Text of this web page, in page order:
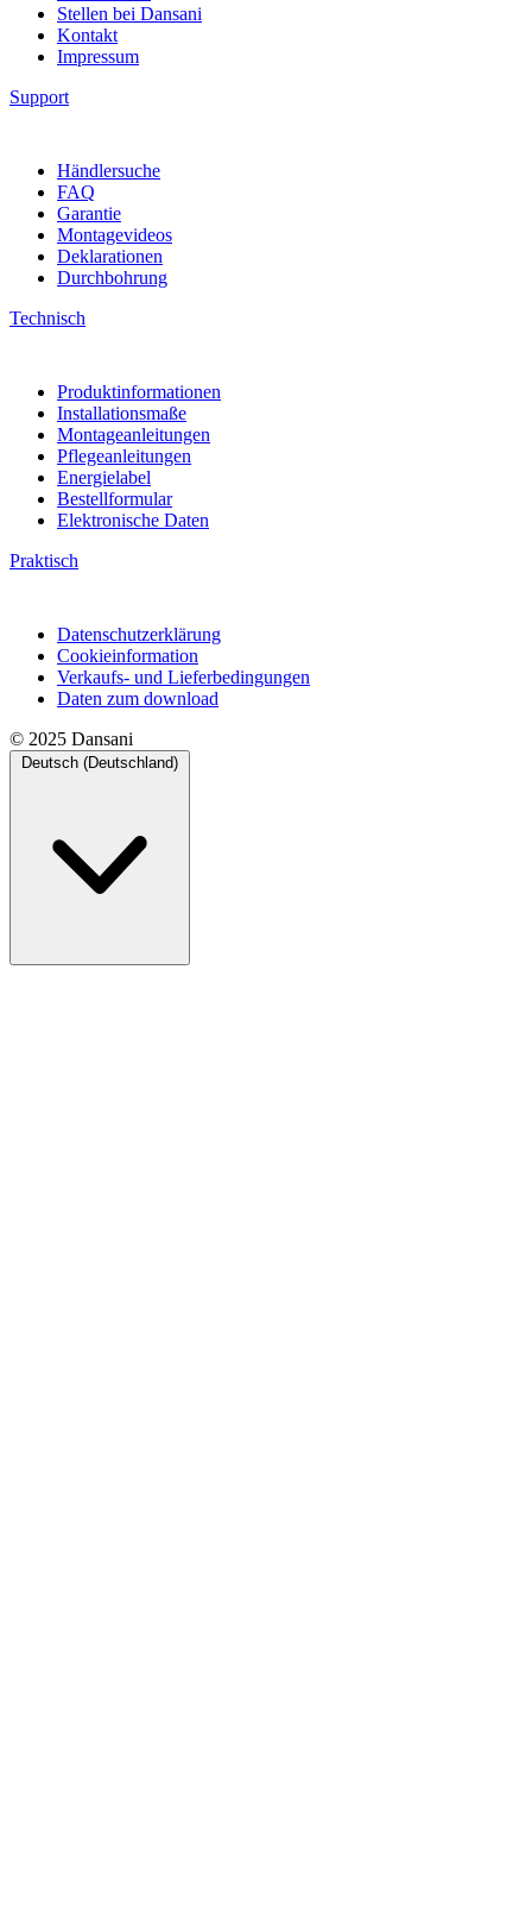
Stellen bei Dansani
Kontakt
Impressum
Support
Händlersuche
FAQ
Garantie
Montagevideos
Deklarationen
Durchbohrung
Technisch
Produktinformationen
Installationsmaße
Montageanleitungen
Pflegeanleitungen
Energielabel
Bestellformular
Elektronische Daten
Praktisch
Datenschutzerklärung
Cookieinformation
Verkaufs- und Lieferbedingungen
Daten zum download
© 2025 Dansani
Deutsch (Deutschland)